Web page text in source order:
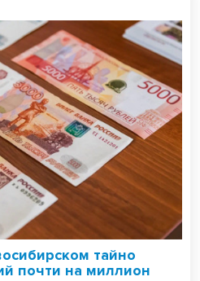
тайно
почти на миллион